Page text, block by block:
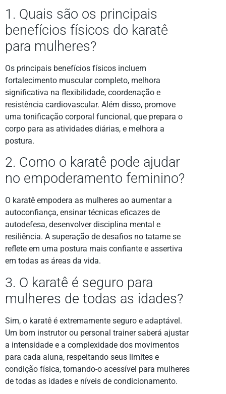
1. Quais são os principais
benefícios físicos do karatê
para mulheres?
Os principais benefícios físicos incluem
fortalecimento muscular completo, melhora
significativa na flexibilidade, coordenação e
resistência cardiovascular. Além disso, promove
uma tonificação corporal funcional, que prepara o
corpo para as atividades diárias, e melhora a
postura.
2. Como o karatê pode ajudar
no empoderamento feminino?
O karatê empodera as mulheres ao aumentar a
autoconfiança, ensinar técnicas eficazes de
autodefesa, desenvolver disciplina mental e
resiliência. A superação de desafios no tatame se
reflete em uma postura mais confiante e assertiva
em todas as áreas da vida.
3. O karatê é seguro para
mulheres de todas as idades?
Sim, o karatê é extremamente seguro e adaptável.
Um bom instrutor ou personal trainer saberá ajustar
a intensidade e a complexidade dos movimentos
para cada aluna, respeitando seus limites e
condição física, tornando-o acessível para mulheres
de todas as idades e níveis de condicionamento.